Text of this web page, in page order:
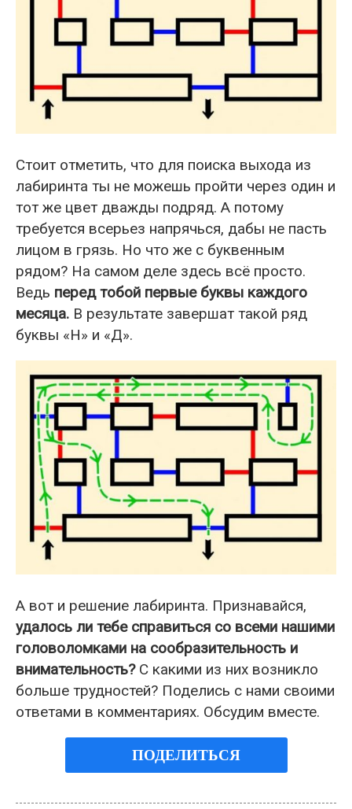
Стоит отметить, что для поиска выхода из
лабиринта ты не можешь пройти через один и
тот же цвет дважды подряд. А потому
требуется всерьез напрячься, дабы не пасть
лицом в грязь. Но что же с буквенным
рядом? На самом деле здесь всё просто.
Ведь перед тобой первые буквы каждого
месяца. В результате завершат такой ряд
буквы «Н» и «Д».
А вот и решение лабиринта. Признавайся,
удалось ли тебе справиться со всеми нашими
головоломками на сообразительность и
внимательность?С какими из них возникло
больше трудностей? Поделись с нами своими
ответами в комментариях. Обсудим вместе.
ПОДЕЛИТЬСЯ